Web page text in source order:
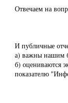
Отвечаем на
И публичные
а) важны нашим
б) оцениваются
показателю